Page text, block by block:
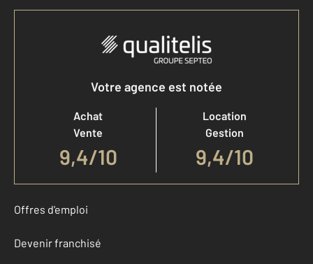
Votre agence est notée
Achat
Vente
9,4/10
Location
Gestion
9,4/10
Offres d'emploi
Devenir franchisé